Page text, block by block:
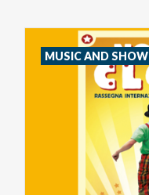
MUSIC AND SHOW